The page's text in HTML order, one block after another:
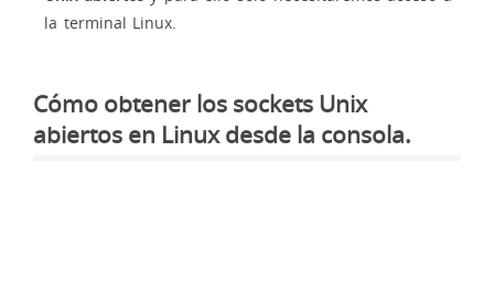
la terminal Linux.
Cómo obtener los sockets Unix
abiertos en Linux desde la consola.